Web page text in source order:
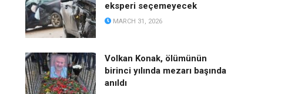
eksperi seçemeyecek
MARCH 31, 2026
Volkan Konak, ölümünün
birinci yılında mezarı başında
anıldı